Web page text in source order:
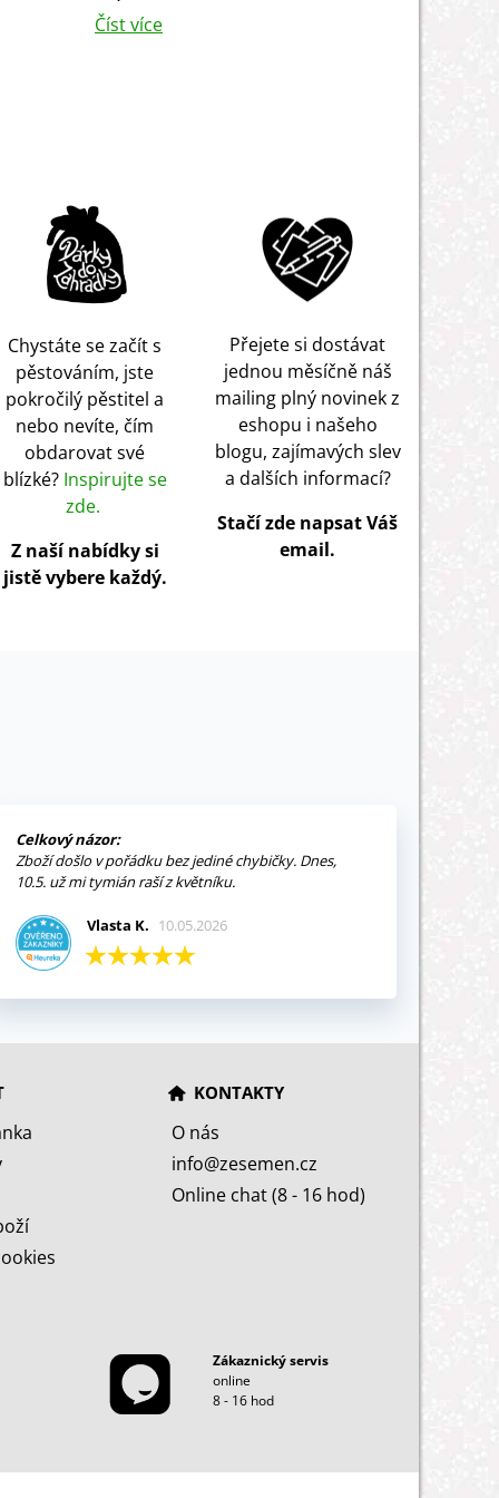
Číst více
Chystáte se začít s
pěstováním, jste
pokročilý pěstitel a
nebo nevíte, čím
obdarovat své
blízké? Inspirujte se
zde.
Z naší nabídky si
jistě vybere každý.
Přejete si dostávat
jednou měsíčně náš
mailing plný novinek z
eshopu i našeho
blogu, zajímavých slev
a dalších informací?
Stačí zde napsat Váš
email.
Celkový názor:
Zboží došlo v pořádku bez jediné chybičky. Dnes,
10.5. už mi tymián raší z květníku.
Vlasta K. 10.05.2026
KONTAKTY
O nás
info@zesemen.cz
Online chat (8 - 16 hod)
Zákaznický servis
online
8 - 16 hod